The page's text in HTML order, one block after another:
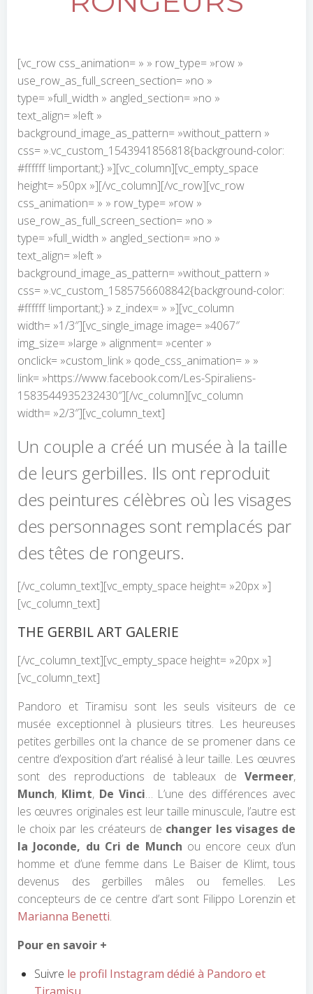
[vc_row css_animation= » » row_type= »row »
use_row_as_full_screen_section= »no »
type= »full_width » angled_section= »no »
text_align= »left »
background_image_as_pattern= »without_pattern »
css= ».vc_custom_1543941856818{background-color:
#ffffff !important;} »][vc_column][vc_empty_space
height= »50px »][/vc_column][/vc_row][vc_row
css_animation= » » row_type= »row »
use_row_as_full_screen_section= »no »
type= »full_width » angled_section= »no »
text_align= »left »
background_image_as_pattern= »without_pattern »
css= ».vc_custom_1585756608842{background-color:
#ffffff !important;} » z_index= » »][vc_column
width= »1/3″][vc_single_image image= »4067″
img_size= »large » alignment= »center »
onclick= »custom_link » qode_css_animation= » »
link= »https://www.facebook.com/Les-Spiraliens-
1583544935232430″][/vc_column][vc_column
width= »2/3″][vc_column_text]
Un couple a créé un musée à la taille
de leurs gerbilles. Ils ont reproduit
des peintures célèbres où les visages
des personnages sont remplacés par
des têtes de rongeurs.
[/vc_column_text][vc_empty_space height= »20px »]
[vc_column_text]
THE GERBIL ART GALERIE
[/vc_column_text][vc_empty_space height= »20px »]
[vc_column_text]
Pandoro et Tiramisu sont les seuls visiteurs de ce
musée exceptionnel à plusieurs titres. Les heureuses
petites gerbilles ont la chance de se promener dans ce
centre d’exposition d’art réalisé à leur taille. Les œuvres
sont des reproductions de tableaux de Vermeer,
Munch, Klimt, De Vinci… L’une des différences avec
les œuvres originales est leur taille minuscule, l’autre est
le choix par les créateurs de changer les visages de
la Joconde, du Cri de Munch ou encore ceux d’un
homme et d’une femme dans Le Baiser de Klimt, tous
devenus des gerbilles mâles ou femelles. Les
concepteurs de ce centre d’art sont Filippo Lorenzin et
Marianna Benetti.
Pour en savoir +
Suivre le profil Instagram dédié à Pandoro et